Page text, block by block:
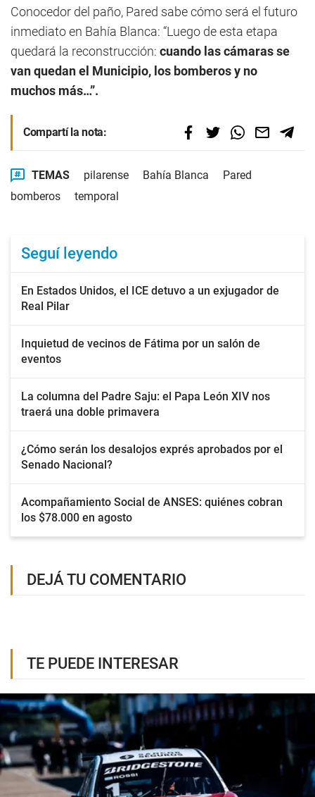
Conocedor del paño, Pared sabe cómo será el futuro
inmediato en Bahía Blanca: “Luego de esta etapa
quedará la reconstrucción: cuando las cámaras se
van quedan el Municipio, los bomberos y no
muchos más…”.
Compartí la nota:
TEMAS pilarense Bahía Blanca
Pared
bomberos
temporal
Seguí leyendo
En Estados Unidos, el ICE detuvo a un exjugador de
Real Pilar
Inquietud de vecinos de Fátima por un salón de
eventos
La columna del Padre Saju: el Papa León XIV nos
traerá una doble primavera
¿Cómo serán los desalojos exprés aprobados por el
Senado Nacional?
Acompañamiento Social de ANSES: quiénes cobran
los $78.000 en agosto
DEJÁ TU COMENTARIO
TE PUEDE INTERESAR